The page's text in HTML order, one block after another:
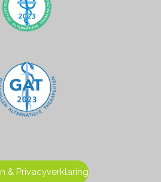
& Privacyverklaring